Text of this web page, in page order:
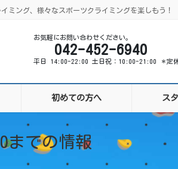
ミング、様々なスポーツクライミングを楽しもう！
お気軽にお問い合わせください。
042-452-6940
平日 14:00-22:00 土日祝：10:00-21:00 ＊定
初めての方へ ス
までの情報